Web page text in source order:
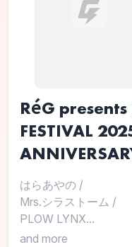
RéG presents
FESTIVAL
はらあやの /
Mrs.シラストーム /
PLOW LYNX...
and more